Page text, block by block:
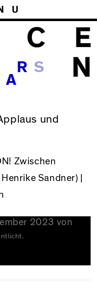
A
R
und
Zwischen
Henrike Sandner) |
2023 von